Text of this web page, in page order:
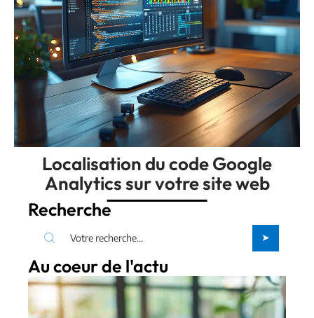
Localisation du code Google
Analytics sur votre site web
Recherche
Au coeur de l'actu